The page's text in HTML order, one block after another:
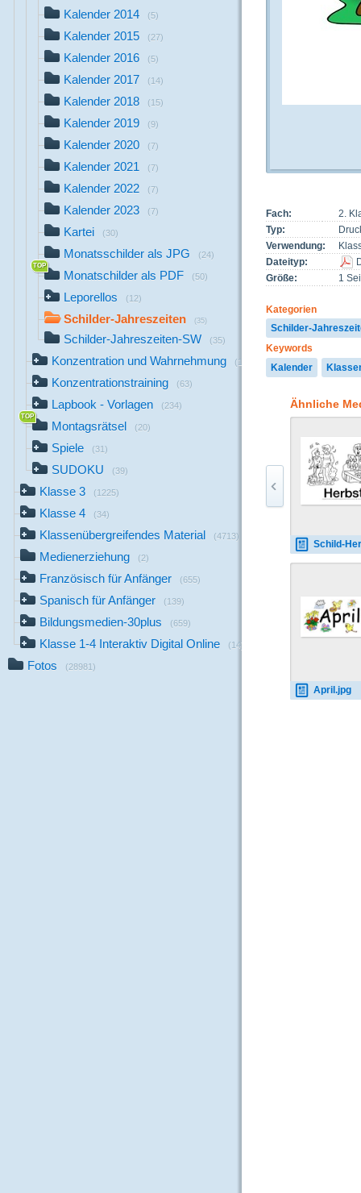
Kalender 2014 (5)
Kalender 2015 (27)
Kalender 2016 (5)
Kalender 2017 (14)
Kalender 2018 (15)
Kalender 2019 (9)
Kalender 2020 (7)
Kalender 2021 (7)
Kalender 2022 (7)
Kalender 2023 (7)
Kartei (30)
Monatsschilder als JPG (24)
Monatschilder als PDF (50)
Leporellos (12)
Schilder-Jahreszeiten (35)
Schilder-Jahreszeiten-SW (35)
Konzentration und Wahrnehmung (147)
Konzentrationstraining (63)
Lapbook - Vorlagen (234)
Montagsrätsel (20)
Spiele (31)
SUDOKU (39)
Klasse 3 (1225)
Klasse 4 (34)
Klassenübergreifendes Material (4713)
Medienerziehung (2)
Französisch für Anfänger (655)
Spanisch für Anfänger (139)
Bildungsmedien-30plus (659)
Klasse 1-4 Interaktiv Digital Online (14)
Fotos (28981)
Fach:
2.
Typ:
Verwendung:
Dateityp:
Größe:
1
Kategorien
Schilder-
Keywords
Kalender
Ähnliche
Schild-Herbst-2-
April.jpg